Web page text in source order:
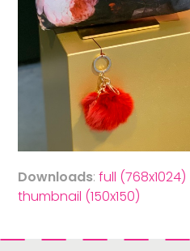
Downloads:full (768x1024)
thumbnail (150x150)